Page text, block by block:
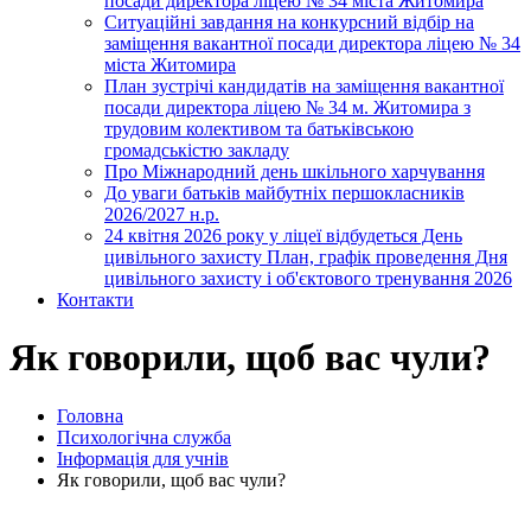
Ситуаційні завдання на конкурсний відбір на
заміщення вакантної посади директора ліцею № 34
міста Житомира
План зустрічі кандидатів на заміщення вакантної
посади директора ліцею № 34 м. Житомира з
трудовим колективом та батьківською
громадськістю закладу
Про Міжнародний день шкільного харчування
До уваги батьків майбутніх першокласників
2026/2027 н.р.
24 квітня 2026 року у ліцеї відбудеться День
цивільного захисту План, графік проведення Дня
цивільного захисту і об'єктового тренування 2026
Контакти
Як говорили, щоб вас чули?
Головна
Психологічна служба
Інформація для учнів
Як говорили, щоб вас чули?